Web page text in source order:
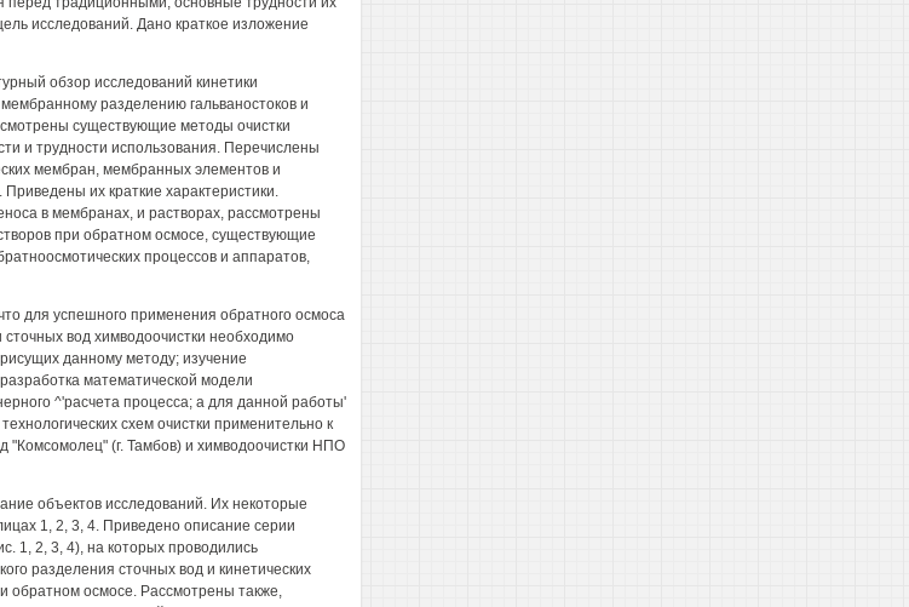
исследований. Дано краткое изложение
обзор исследований кинетики
разделению гальваностоков и
существующие методы очистки
и трудности использования. Перечислены
мембран, мембранных элементов и
их краткие характеристики.
в мембранах, и растворах, рассмотрены
при обратном осмосе, существующие
процессов и аппаратов,
для успешного применения обратного осмоса
сточных вод химводоочистки необходимо
данному методу; изучение
математической модели
^'расчета процесса; а для данной работы'
схем очистки применительно к
"Комсомолец" (г. Тамбов) и химводоочистки НПО
объектов исследований. Их некоторые
1, 2, 3, 4. Приведено описание серии
1, 2, 3, 4), на которых проводились
разделения сточных вод и кинетических
обратном осмосе. Рассмотрены также,